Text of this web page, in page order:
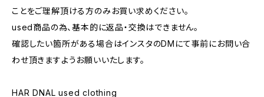
ことをご理解頂ける方のみお買い求めください。
used商品の為、基本的に返品・交換はできません。
確認したい箇所がある場合はインスタのDMにて事前にお問い合
わせ頂きますようお願いいたします。
HAR DNAL used clothing